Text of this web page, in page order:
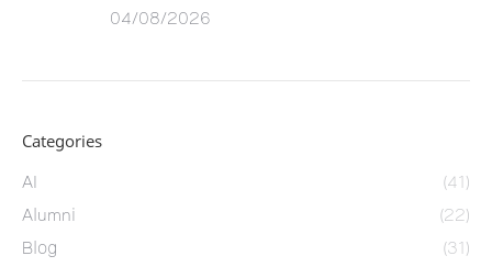
04/08/2026
Categories
AI
(41)
Alumni
(22)
Blog
(31)